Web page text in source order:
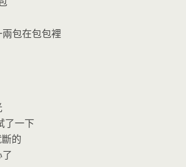
包在包包裡
了一下
的